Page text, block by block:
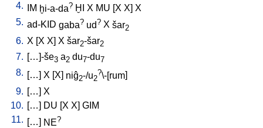
4.
IM ḫi-a-da? ḪI X MU X X X
5. ad-KID gaba? ud? X šar2
6. X [X X] X šar2-šar2
7. […]-še3 a2 du7-du7
8. … X X niĝ2-/u2
?\-[rum
9. […] X
10. […] DU [X X] GIM
11.
… NE?